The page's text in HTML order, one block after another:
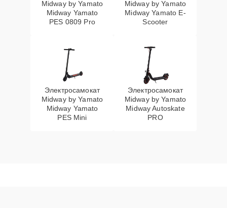
Midway by Yamato
Midway Yamato
PES 0809 Pro
Midway by Yamato
Midway Yamato E-
Scooter
Электросамокат
Midway by Yamato
Midway Yamato
PES Mini
Электросамокат
Midway by Yamato
Midway Autoskate
PRO